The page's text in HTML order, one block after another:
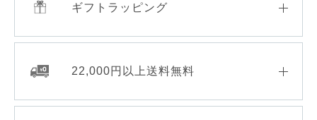
ギフトラッピング
22,000円以上送料無料